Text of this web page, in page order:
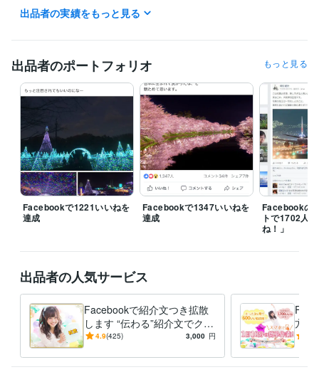
【納期目安】
テンプレ・サムネ：24–72h／出品設計＋説明文＋導線：2–3営業日。特
【進め方】
①見積（目的・納期・予算）
②ヒアリング30–45分
⑤微修正1回＋7日Q&A。
【納品形式】
PNG／JPG／PDF／PPTX／Notion／Excel（編集可）
【修正】
軽微1回無料。大幅変更・追加範囲は別途。
数値・拡散保証なし。フォロワー購入／スパム／常時運用の丸投げ／AI
着手前無料、着手後は進捗精算。日程変更は前日まで無料。
【ひとこと】
まずは「目的・期限・予算」だけ送ってください。見積だけでも歓迎で
出品者の実績をもっと見る
出品者のポートフォリオ もっと見る
Facebookで1221いいねを
達成
Facebookで1347いいねを
達成
Facebookの
トで1702人
ね！」
出品者の人気サービス
Facebookで紹介文つき拡散
します “伝わる”紹介文でクリ
ック促進
4.9(425) 3,000 円
方法
単！